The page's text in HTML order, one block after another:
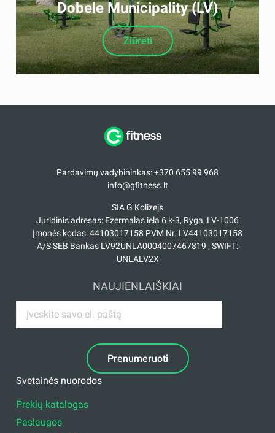
Dobele Municipality (LV)
Žiūrėti
Pardavimų vadybininkas: +370 655 99 968
info@gfitness.lt
SIA G Kolizejs
Juridinis adresas: Ezermalas iela 6 k-3, Ryga, LV-1006
Įmonės kodas: 44103017158 PVM Nr. LV44103017158
A/S SEB Bankas LV92UNLA0004007467819 , SWIFT:
UNLALV2X
NAUJIENLAIŠKIAI
Prenumeruoti
Svetainės nuorodos
Prekių katalogas
Paslaugos